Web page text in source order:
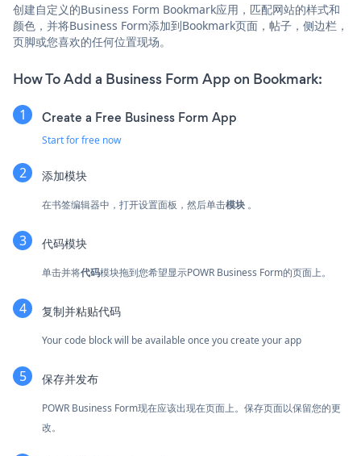
创建自定义的Business Form Bookmark应用，匹配网站的样式和
颜色，并将Business Form添加到Bookmark页面，帖子，侧边栏，
页脚或您喜欢的任何位置现场。
How To Add a Business Form App on Bookmark:
Create a Free Business Form App
Start for free now
添加模块
在书签编辑器中，打开设置面板，然后单击模块 。
代码模块
单击并将代码模块拖到您希望显示POWR Business Form的页面上。
复制并粘贴代码
Your code block will be available once you create your app
保存并发布
POWR Business Form现在应该出现在页面上。保存页面以保留您的更
改。